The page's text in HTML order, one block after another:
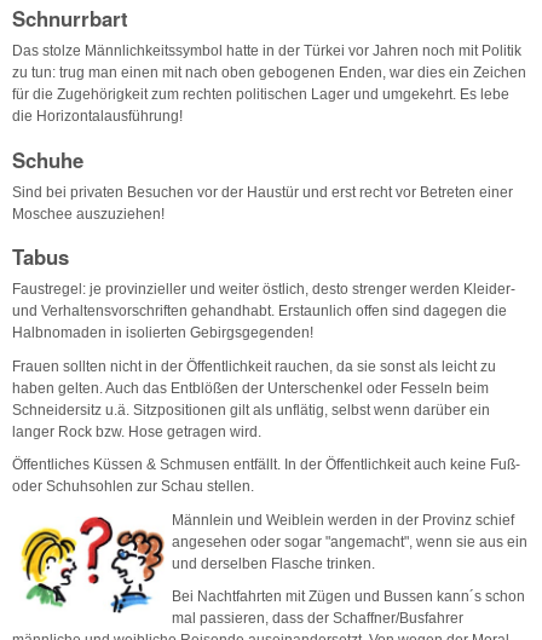
Schnurrbart
Das stolze Männlichkeitssymbol hatte in der Türkei vor Jahren noch mit Politik
zu tun: trug man einen mit nach oben gebogenen Enden, war dies ein Zeichen
für die Zugehörigkeit zum rechten politischen Lager und umgekehrt. Es lebe
die Horizontalausführung!
Schuhe
Sind bei privaten Besuchen vor der Haustür und erst recht vor Betreten einer
Moschee auszuziehen!
Tabus
Faustregel: je provinzieller und weiter östlich, desto strenger werden Kleider-
und Verhaltensvorschriften gehandhabt. Erstaunlich offen sind dagegen die
Halbnomaden in isolierten Gebirgsgegenden!
Frauen sollten nicht in der Öffentlichkeit rauchen, da sie sonst als leicht zu
haben gelten. Auch das Entblößen der Unterschenkel oder Fesseln beim
Schneidersitz u.ä. Sitzpositionen gilt als unflätig, selbst wenn darüber ein
langer Rock bzw. Hose getragen wird.
Öffentliches Küssen & Schmusen entfällt. In der Öffentlichkeit auch keine Fuß-
oder Schuhsohlen zur Schau stellen.
Männlein und Weiblein werden in der Provinz schief
angesehen oder sogar "angemacht", wenn sie aus ein
und derselben Flasche trinken.
Bei Nachtfahrten mit Zügen und Bussen kann´s schon
mal passieren, dass der Schaffner/Busfahrer